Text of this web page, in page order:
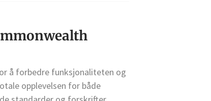
å forbedre funksjonaliteten og
opplevelsen for både